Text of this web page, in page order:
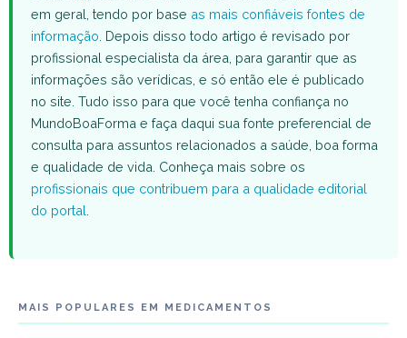
em geral, tendo por base as mais confiáveis fontes de
informação . Depois disso todo artigo é revisado por
profissional especialista da área, para garantir que as
informações são verídicas, e só então ele é publicado
no site. Tudo isso para que você tenha confiança no
MundoBoaForma e faça daqui sua fonte preferencial de
consulta para assuntos relacionados a saúde, boa forma
e qualidade de vida. Conheça mais sobre os
profissionais que contribuem para a qualidade editorial
do portal
MAIS POPULARES EM MEDICAMENTOS